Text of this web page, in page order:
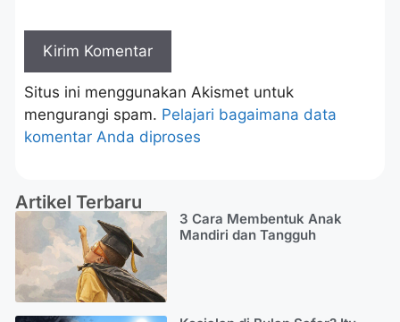
Situs ini menggunakan Akismet untuk
mengurangi spam. Pelajari bagaimana data
komentar Anda diproses
Artikel Terbaru
3 Cara Membentuk Anak
Mandiri dan Tangguh